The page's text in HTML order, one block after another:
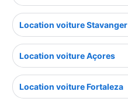
Location voiture Stavanger
Location voiture Açores
Location voiture Fortaleza